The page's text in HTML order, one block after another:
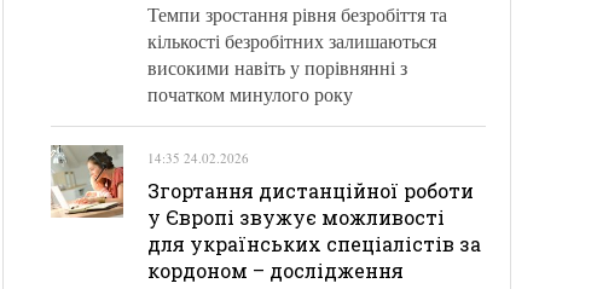
Темпи зростання рівня безробіття та
кількості безробітних залишаються
високими навіть у порівнянні з
початком минулого року
14:35 24.02.2026
Згортання дистанційної роботи
у Європі звужує можливості
для українських спеціалістів за
кордоном – дослідження